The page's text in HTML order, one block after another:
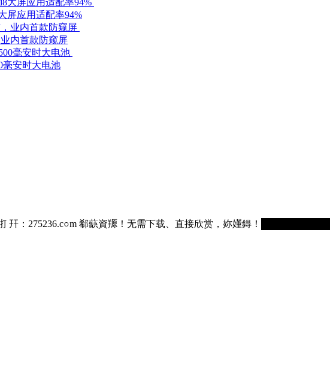
屏应用适配率94%
内首款防窥屏
毫安时大电池
幵：275236.c○m 郗蒛資羱！无需下载、直接欣赏，妳嬞鍀！